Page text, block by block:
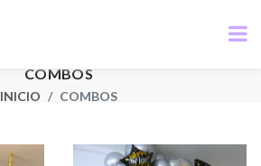
COMBOS
INICIO COMBOS